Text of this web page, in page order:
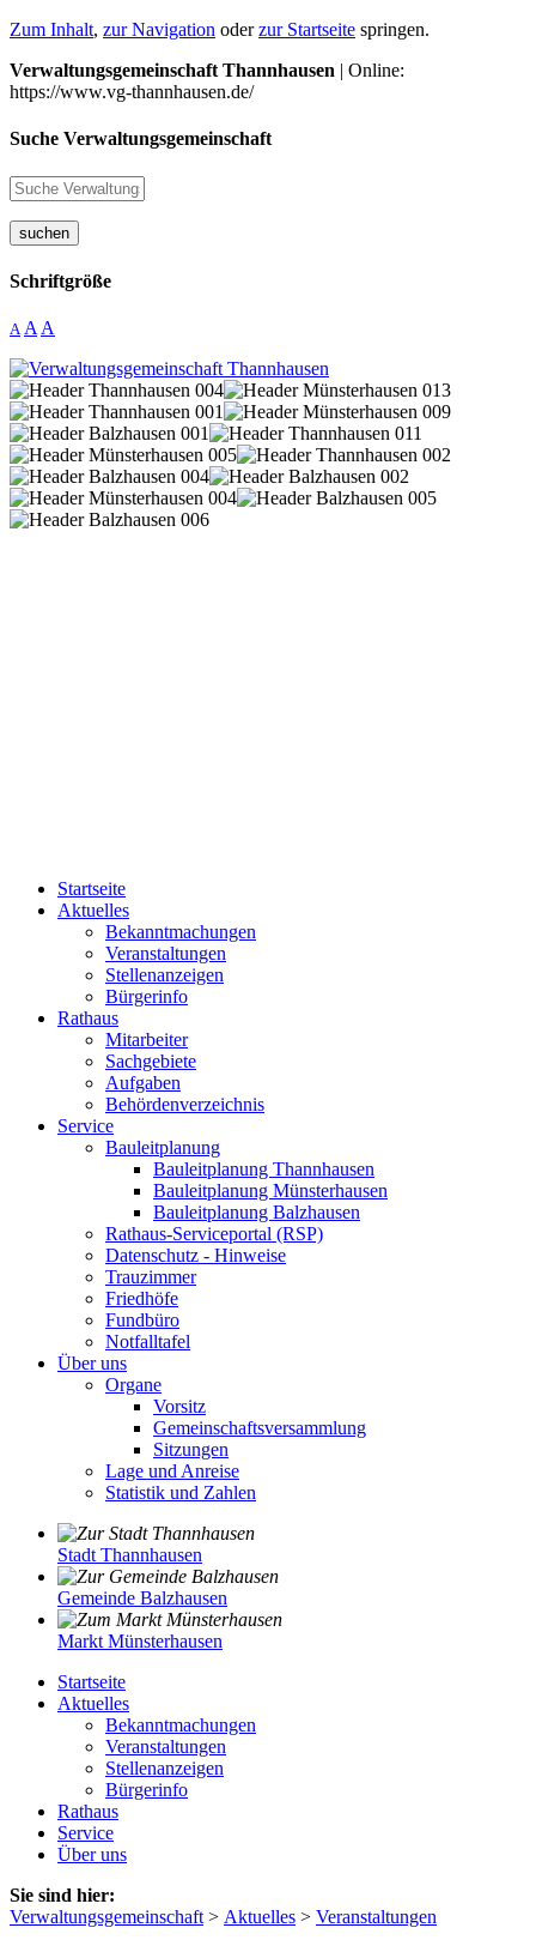
Zum Inhalt, zur Navigation oderzur Startseite springen.
Verwaltungsgemeinschaft Thannhausen | Online:
https://www.vg-thannhausen.de/
Suche Verwaltungsgemeinschaft
suchen
Schriftgröße
A A A
Startseite
Aktuelles
Bekanntmachungen
Veranstaltungen
Stellenanzeigen
Bürgerinfo
Rathaus
Mitarbeiter
Sachgebiete
Aufgaben
Behördenverzeichnis
Service
Bauleitplanung
Bauleitplanung Thannhausen
Bauleitplanung Münsterhausen
Bauleitplanung Balzhausen
Rathaus-Serviceportal (RSP)
Datenschutz - Hinweise
Trauzimmer
Friedhöfe
Fundbüro
Notfalltafel
Über uns
Organe
Vorsitz
Gemeinschaftsversammlung
Sitzungen
Lage und Anreise
Statistik und Zahlen
Stadt Thannhausen
Gemeinde Balzhausen
Markt Münsterhausen
Startseite
Aktuelles
Bekanntmachungen
Veranstaltungen
Stellenanzeigen
Bürgerinfo
Rathaus
Service
Über uns
Sie sind hier:
Verwaltungsgemeinschaft > Aktuelles > Veranstaltungen